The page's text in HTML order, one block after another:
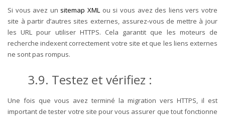
Si vous avez un sitemap XML ou si vous avez des liens vers votre
site à partir d’autres sites externes, assurez-vous de mettre à jour
les URL pour utiliser HTTPS. Cela garantit que les moteurs de
recherche indexent correctement votre site et que les liens externes
ne sont pas rompus.
3.9. Testez et vérifiez :
Une fois que vous avez terminé la migration vers HTTPS, il est
important de tester votre site pour vous assurer que tout fonctionne